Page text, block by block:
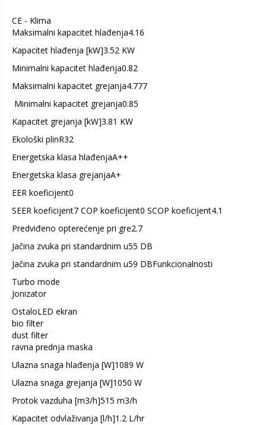
CE - Klima
Maksimalni kapacitet hlađenja4.16
Kapacitet hlađenja [kW]3.52 KW
Minimalni kapacitet hlađenja0.82
Maksimalni kapacitet grejanja4.777
Minimalni kapacitet grejanja0.85
Kapacitet grejanja [kW]3.81 KW
Ekološki plinR32
Energetska klasa hlađenjaA++
Energetska klasa grejanjaA+
EER koeficijent0
SEER koeficijent7 COP koeficijent0 SCOP koeficijent4.1
Predviđeno opterećenje pri gre2.7
Jačina zvuka pri standardnim u55 DB
Jačina zvuka pri standardnim u59 DBFunkcionalnosti
Turbo mode
Jonizator
OstaloLED ekran
bio filter
dust filter
ravna prednja maska
Ulazna snaga hlađenja [W]1089 W
Ulazna snaga grejanja [W]1050 W
Protok vazduha [m3/h]515 m3/h
Kapacitet odvlaživanja [l/h]1.2 L/hr